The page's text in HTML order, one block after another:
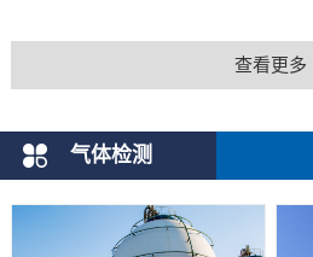
查看更多
气体检测